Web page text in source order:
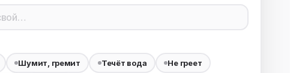
Шумит, гремит Течёт вода Не греет